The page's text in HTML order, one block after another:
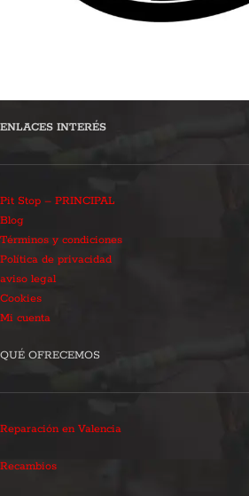
ENLACES INTERÉS
Pit Stop – PRINCIPAL
Blog
Términos y condiciones
Política de privacidad
aviso legal
Cookies
Mi cuenta
QUÉ OFRECEMOS
Reparación en Valencia
Recambios